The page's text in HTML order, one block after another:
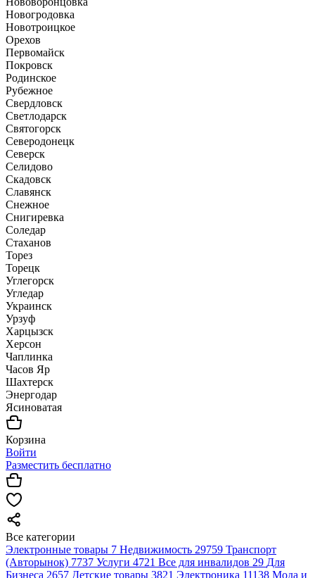
Новогродовка
Новотроицкое
Орехов
Первомайск
Покровск
Родинское
Рубежное
Свердловск
Светлодарск
Святогорск
Северодонецк
Северск
Селидово
Скадовск
Славянск
Снежное
Снигиревка
Соледар
Стаханов
Торез
Торецк
Углегорск
Угледар
Украинск
Урзуф
Харцызск
Херсон
Чаплинка
Часов Яр
Шахтерск
Энергодар
Ясиноватая
Корзина
Войти
Разместить бесплатно
Все категории
Электронные товары 7 Недвижимость 29759 Транспорт
(Авторынок) 7737 Услуги 4721 Все для инвалидов 29 Для
Бизнеса 2657 Детские товары 3821 Электроника 11138 Мода и